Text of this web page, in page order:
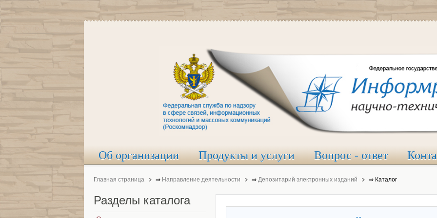
Об организации Продукты и услуги Вопрос - ответ
Главная страница ⇒ Направление деятельности ⇒ Депозитарий электронных изданий ⇒ Каталог
Разделы каталога